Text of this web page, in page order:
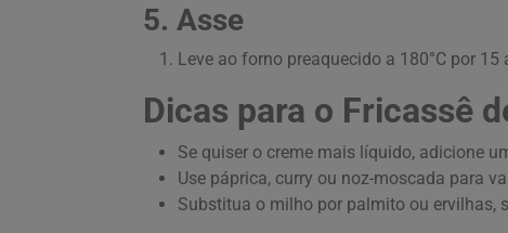
5. Asse
Leve ao forno preaquecido a 180°C por
Dicas para o Fricassê
Se quiser o creme mais líquido, adicione
Use páprica, curry ou noz-moscada para
Substitua o milho por palmito ou ervilhas,